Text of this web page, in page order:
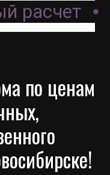
расчет
по ценам